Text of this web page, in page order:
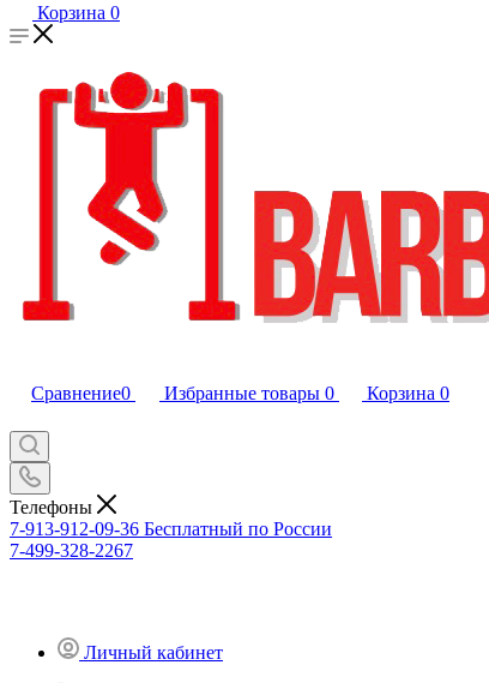
Корзина 0
Сравнение0 Избранные товары 0 Корзина 0
Телефоны
7-913-912-09-36 Бесплатный по России
7-499-328-2267
Личный кабинет